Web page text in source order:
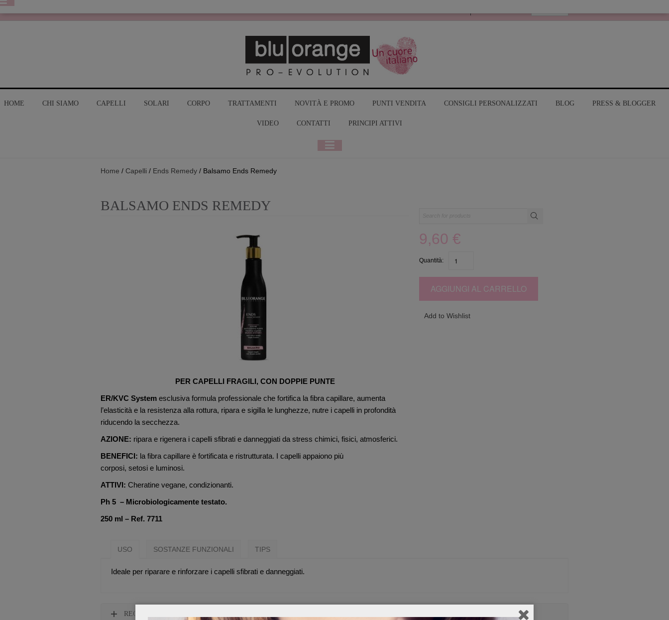
HOME CHI SIAMO CAPELLI SOLARI CORPO TRATTAMENTI NOVITÀ E PROMO PUNTI VENDITA CONSIGLI PERSONALIZZATI BLOG PRESS & BLOGGER
VIDEO CONTATTI PRINCIPI ATTIVI
Home / Capelli / Ends Remedy / Balsamo Ends Remedy
BALSAMO ENDS REMEDY
PER CAPELLI FRAGILI, CON DOPPIE PUNTE
ER/KVC System esclusiva formula professionale che fortifica la fibra capillare, aumenta
l’elasticità e la resistenza alla rottura, ripara e sigilla le lunghezze, nutre i capelli in profondità
riducendo la secchezza.
AZIONE: ripara e rigenera i capelli sfibrati e danneggiati da stress chimici, fisici, atmosferici.
BENEFICI: la fibra capillare è fortificata e ristrutturata. I capelli appaiono più
corposi, setosi e luminosi.
ATTIVI: Cheratine vegane, condizionanti.
Ph 5 – Microbiologicamente testato.
250 ml – Ref. 7711
9,60 €
Quantità:
AGGIUNGI AL CARRELLO
Add to Wishlist
USO
Ideale per riparare e rinforzare i capelli sfibrati e danneggiati.
SOSTANZE FUNZIONALI TIPS
RECENSIONI